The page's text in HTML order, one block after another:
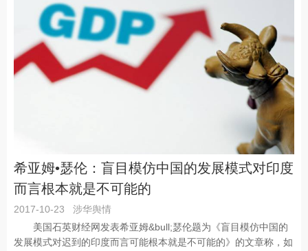
希亚姆•瑟伦：盲目模仿中国的发展模式对印度
而言根本就是不可能的
2017-10-23
涉华舆情
美国石英财经网发表希亚姆&bull;瑟伦题为《盲目模仿中国的
发展模式对迟到的印度而言可能根本就是不可能的》的文章称，如